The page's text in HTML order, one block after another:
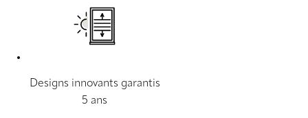
Designs innovants garantis
5 ans